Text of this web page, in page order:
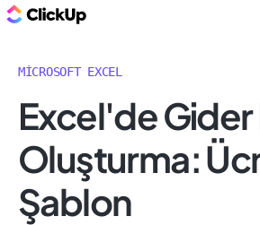
MICROSOFT EXCEL
Excel'de
Oluşturma:
Şablon